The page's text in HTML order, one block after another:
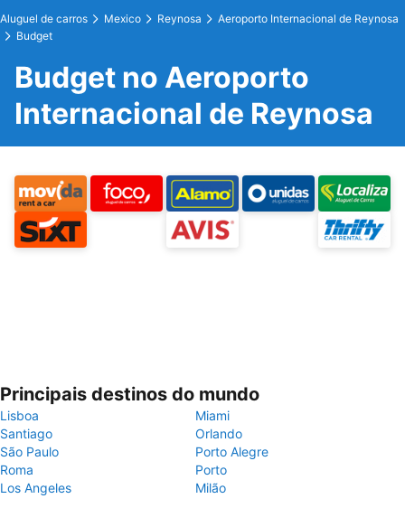
Aluguel de carros Mexico Reynosa
Aeroporto Internacional de Reynosa
Budget
Budget no Aeroporto
Internacional de Reynosa
Principais destinos do mundo
Lisboa
Miami
Santiago
Orlando
São Paulo
Porto Alegre
Roma
Porto
Los Angeles
Milão